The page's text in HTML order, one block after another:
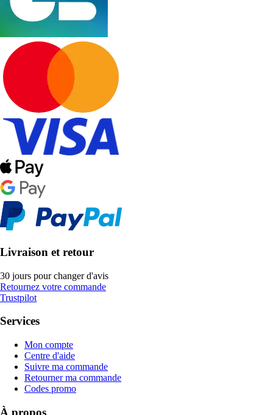
Livraison et retour
30 jours pour changer d'avis
Retournez votre commande
Trustpilot
Services
Mon compte
Centre d'aide
Suivre ma commande
Retourner ma commande
Codes promo
À propos